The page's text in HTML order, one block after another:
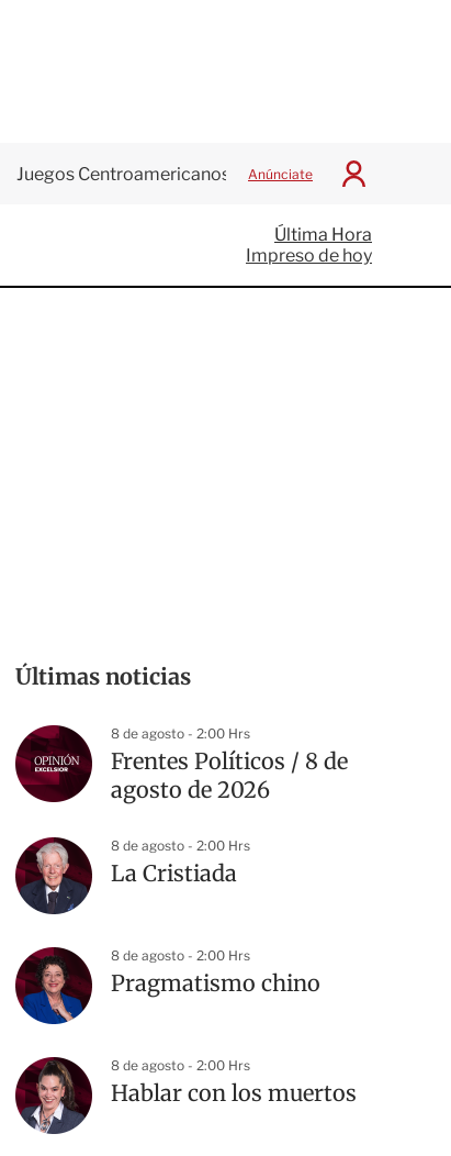
Juegos Centroamericanos Anúnciate
I
c
i
a
Última Hora
Impreso de hoy
Últimas noticias
8 de agosto - 2:00 Hrs
Frentes Políticos / 8 de
agosto de 2026
8 de agosto - 2:00 Hrs
La Cristiada
8 de agosto - 2:00 Hrs
Pragmatismo chino
8 de agosto - 2:00 Hrs
Hablar con los muertos